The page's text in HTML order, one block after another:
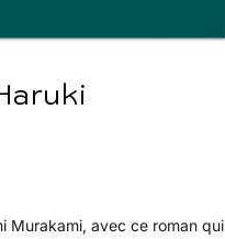
Murakami, avec ce roman qui